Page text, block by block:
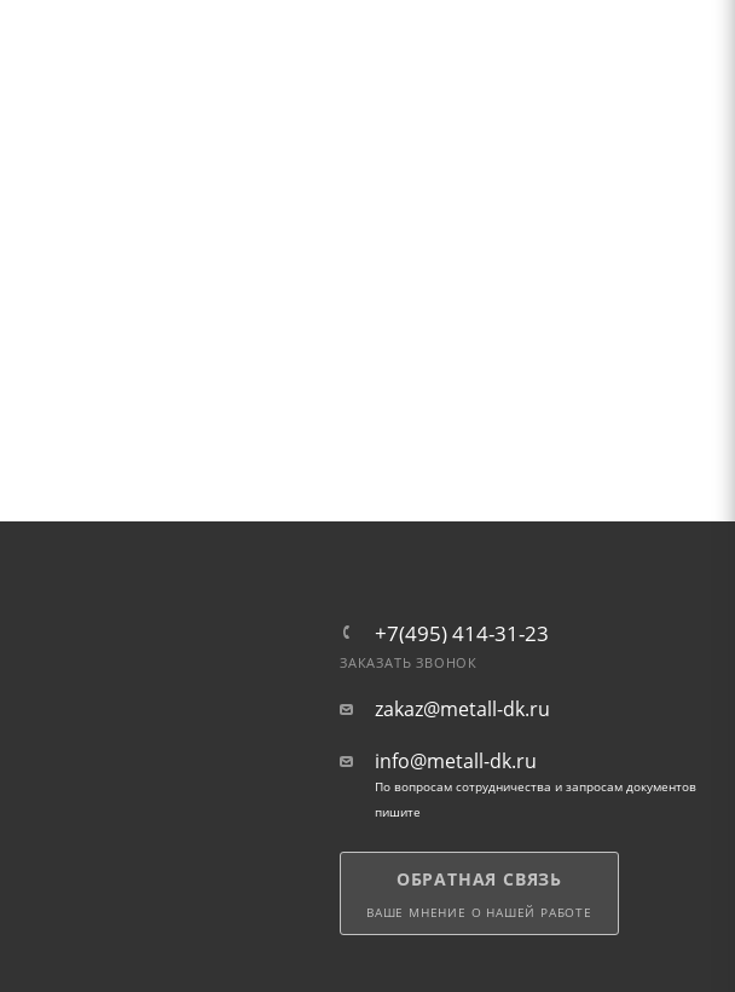
+7(495) 414-31-23
ЗАКАЗАТЬ ЗВОНОК
zakaz@metall-dk.ru
info@metall-dk.ru
По вопросам сотрудничества и запросам документов
пишите
ОБРАТНАЯ СВЯЗЬ
ВАШЕ МНЕНИЕ О НАШЕЙ РАБОТЕ